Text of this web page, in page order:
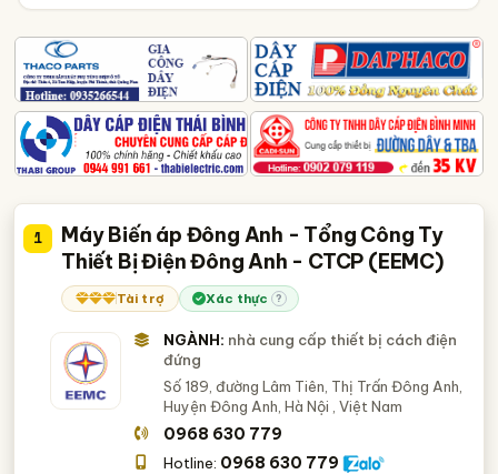
Máy biến áp, Máy Biến Thế (1 Pha, 3 Pha, Kiểu Kín, Hở,.)169
Vật Liệu Cách Điện63
TAG NGÀNH NGHỀ
cách điện đứng
thiết bị cách điện đứng
công ty sản xuất thiết bị cách điện đứng
tìm mua thiết bị cách điện đứng
Bình Dương
Tp. Đà Nẵng
TP. Hải Phòng
Bắc Ninh
Thái Nguyên Thanh Hóa
Bạc Liêu
Bắc Giang
Bến Tre Gia Lai
Hải Dương
Quảng Bình
1
Máy Biến áp Đông Anh - Tổng Công Ty
Thiết Bị Điện Đông Anh - CTCP (EEMC)
Tài trợ Xác thực ?
NGÀNH: nhà cung cấp thiết bị cách điện
đứng
Số 189, đường Lâm Tiên, Thị Trấn Đông Anh,
Huyện Đông Anh, Hà Nội
, Việt Nam
0968 630 779
Hotline: 0968 630 779